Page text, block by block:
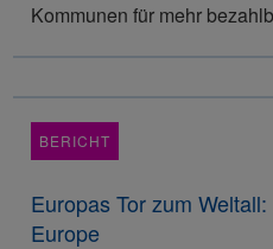
Kommunen für mehr
BERICHT
Europas Tor zum
Europe